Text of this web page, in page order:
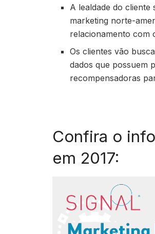
A lealdade do
marketing norte-
relacionamento com
Os clientes vão
dados que possuem
recompensadoras
Confira o
em 2017: